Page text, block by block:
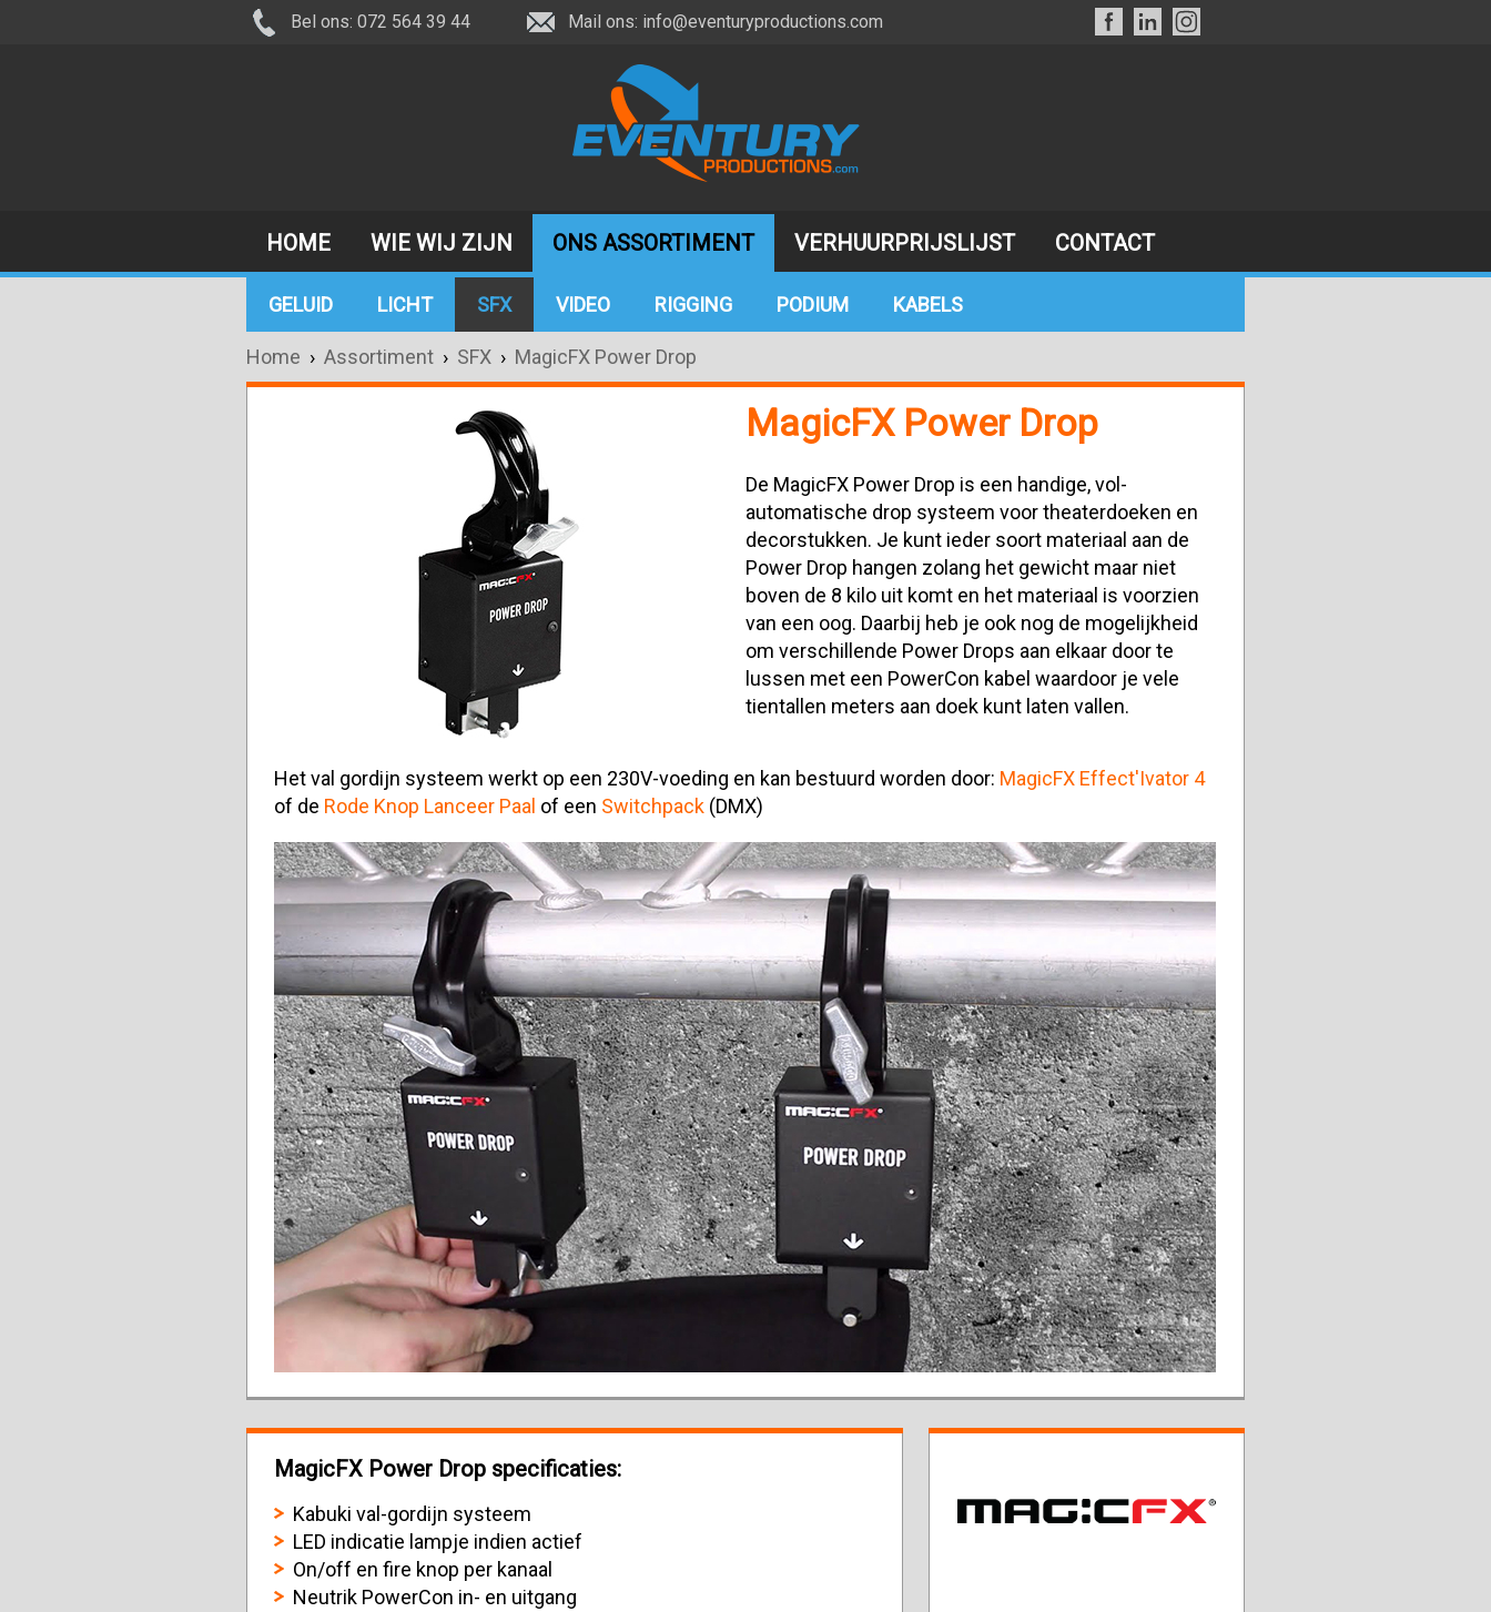
Bel ons: 072 564 39 44 Mail ons: info@eventuryproductions.com
HOME WIE WIJ ZIJN ONS ASSORTIMENT VERHUURPRIJSLIJST CONTACT
GELUID LICHT SFX VIDEO RIGGING PODIUM KABELS
Home › Assortiment › SFX › MagicFX Power Drop
MagicFX Power Drop
De MagicFX Power Drop is een handige, vol-
automatische drop systeem voor theaterdoeken en
decorstukken. Je kunt ieder soort materiaal aan de
Power Drop hangen zolang het gewicht maar niet
boven de 8 kilo uit komt en het materiaal is voorzien
van een oog. Daarbij heb je ook nog de mogelijkheid
om verschillende Power Drops aan elkaar door te
lussen met een PowerCon kabel waardoor je vele
tientallen meters aan doek kunt laten vallen.
Het val gordijn systeem werkt op een 230V-voeding en kan bestuurd worden door: MagicFX Effect'Ivator 4
of de Rode Knop Lanceer Paal of een Switchpack (DMX)
MagicFX Power Drop specificaties:
Kabuki val-gordijn systeem
LED indicatie lampje indien actief
On/off en fire knop per kanaal
Neutrik PowerCon in- en uitgang